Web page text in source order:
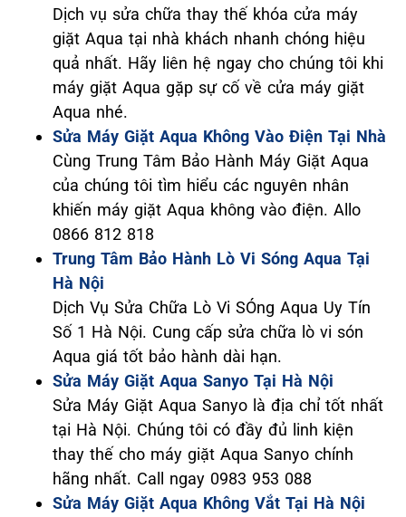
Dịch vụ sửa chữa thay thế khóa cửa máy
giặt Aqua tại nhà khách nhanh chóng hiệu
quả nhất. Hãy liên hệ ngay cho chúng tôi khi
máy giặt Aqua gặp sự cố về cửa máy giặt
Aqua nhé.
Sửa Máy Giặt Aqua Không Vào Điện Tại Nhà
Cùng Trung Tâm Bảo Hành Máy Giặt Aqua
của chúng tôi tìm hiểu các nguyên nhân
khiến máy giặt Aqua không vào điện. Allo
0866 812 818
Trung Tâm Bảo Hành Lò Vi Sóng Aqua Tại
Hà Nội
Dịch Vụ Sửa Chữa Lò Vi SÓng Aqua Uy Tín
Số 1 Hà Nội. Cung cấp sửa chữa lò vi són
Aqua giá tốt bảo hành dài hạn.
Sửa Máy Giặt Aqua Sanyo Tại Hà Nội
Sửa Máy Giặt Aqua Sanyo là địa chỉ tốt nhất
tại Hà Nội. Chúng tôi có đầy đủ linh kiện
thay thế cho máy giặt Aqua Sanyo chính
hãng nhất. Call ngay 0983 953 088
Sửa Máy Giặt Aqua Không Vắt Tại Hà Nội